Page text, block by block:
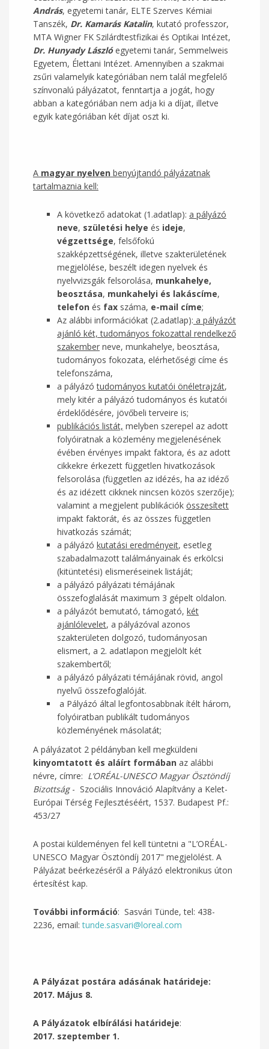
András, egyetemi tanár, ELTE Szerves Kémiai
Tanszék, Dr. Kamarás Katalin, kutató professzor,
MTA Wigner FK Szilárdtestfizikai és Optikai Intézet,
Dr. Hunyady Lászlóegyetemi tanár, Semmelweis
Egyetem, Élettani Intézet. Amennyiben a szakmai
zsűri valamelyik kategóriában nem talál megfelelő
színvonalú pályázatot, fenntartja a jogát, hogy
abban a kategóriában nem adja ki a díjat, illetve
egyik kategóriában két díjat oszt ki.
A magyar nyelven benyújtandó pályázatnak
tartalmaznia kell:
A következő adatokat (1.adatlap): a pályázó
neve, születési helye és ideje,
végzettsége, felsőfokú
szakképzettségének, illetve szakterületének
megjelölése, beszélt idegen nyelvek és
nyelvvizsgák felsorolása, munkahelye,
beosztása, munkahelyi és lakáscíme,
telefon és fax száma, e-mail címe;
Az alábbi információkat (2.adatlap): a pályázót
ajánló két, tudományos fokozattal rendelkező
szakember neve, munkahelye, beosztása,
tudományos fokozata, elérhetőségi címe és
telefonszáma,
a pályázótudományos kutatói önéletrajzát,
mely kitér a pályázó tudományos és kutatói
érdeklődésére, jövőbeli terveire is;
publikációs listát, melyben szerepel az adott
folyóiratnak a közlemény megjelenésének
évében érvényes impakt faktora, és az adott
cikkekre érkezett független hivatkozások
felsorolása (független az idézés, ha az idéző
és az idézett cikknek nincsen közös szerzője);
valamint a megjelent publikációk összesített
impakt faktorát, és az összes független
hivatkozás számát;
a pályázó kutatási eredményeit, esetleg
szabadalmazott találmányainak és erkölcsi
(kitüntetési) elismeréseinek listáját;
a pályázó pályázati témájának
összefoglalását maximum 3 gépelt oldalon.
a pályázót bemutató, támogató, két
ajánlólevelet, a pályázóval azonos
szakterületen dolgozó, tudományosan
elismert, a 2. adatlapon megjelölt két
szakembertől;
a pályázó pályázati témájának rövid, angol
nyelvű összefoglalóját.
a Pályázó által legfontosabbnak ítélt három,
folyóiratban publikált tudományos
közleményének másolatát;
A pályázatot 2 példányban kell megküldeni
kinyomtatott és aláírt formában az alábbi
névre, címre: L’ORÉAL-UNESCO Magyar Ösztöndíj
Bizottság- Szociális Innováció Alapítvány a Kelet-
Európai Térség Fejlesztéséért, 1537. Budapest Pf.:
453/27
A postai küldeményen fel kell tüntetni a "L’ORÉAL-
UNESCO Magyar Ösztöndíj 2017" megjelölést. A
Pályázat beérkezéséről a Pályázó elektronikus úton
értesítést kap.
További információ: Sasvári Tünde, tel: 438-
2236, email:tunde.sasvari@loreal.com
A Pályázat postára adásának határideje:
2017. Május 8.
A Pályázatok elbírálási határideje:
2017. szeptember 1.